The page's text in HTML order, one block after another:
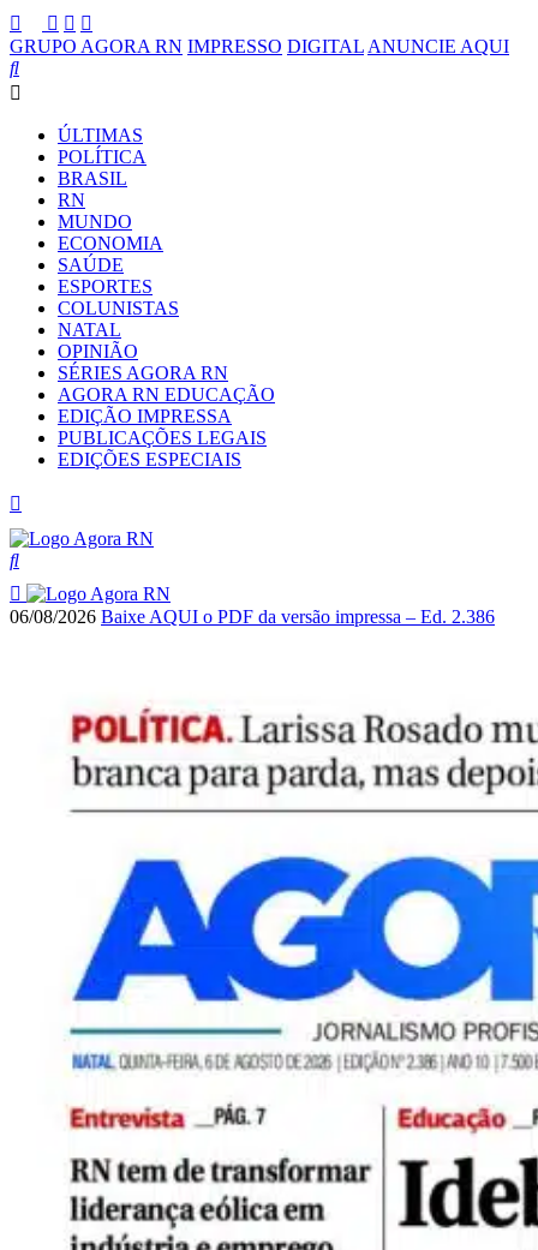
GRUPO AGORA RN IMPRESSO DIGITAL ANUNCIE AQUI
ÚLTIMAS
POLÍTICA
BRASIL
RN
MUNDO
ECONOMIA
SAÚDE
ESPORTES
COLUNISTAS
NATAL
OPINIÃO
SÉRIES AGORA RN
AGORA RN EDUCAÇÃO
EDIÇÃO IMPRESSA
PUBLICAÇÕES LEGAIS
EDIÇÕES ESPECIAIS
06/08/2026 Baixe AQUI o PDF da versão impressa – Ed. 2.386